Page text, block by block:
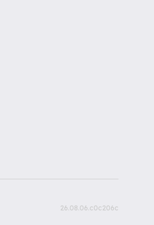
26.08.06.c0c206c